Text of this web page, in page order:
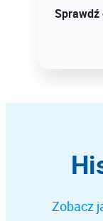
Sprawdź
Zobacz